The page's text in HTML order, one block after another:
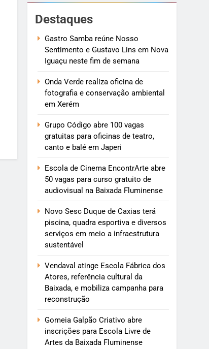
Destaques
Gastro Samba reúne Nosso
Sentimento e Gustavo Lins em Nova
Iguaçu neste fim de semana
Onda Verde realiza oficina de
fotografia e conservação ambiental
em Xerém
Grupo Código abre 100 vagas
gratuitas para oficinas de teatro,
canto e balé em Japeri
Escola de Cinema EncontrArte abre
50 vagas para curso gratuito de
audiovisual na Baixada Fluminense
Novo Sesc Duque de Caxias terá
piscina, quadra esportiva e diversos
serviços em meio a infraestrutura
sustentável
Vendaval atinge Escola Fábrica dos
Atores, referência cultural da
Baixada, e mobiliza campanha para
reconstrução
Gomeia Galpão Criativo abre
inscrições para Escola Livre de
Artes da Baixada Fluminense